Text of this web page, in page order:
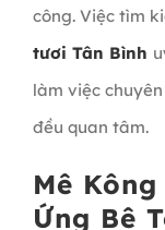
công. Việc tìm
tươi Tân Bình
làm việc
đều quan tâm.
Mê
Ứng Bê